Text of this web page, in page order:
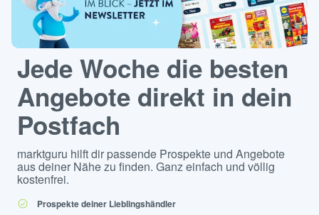
Jede Woche die besten
Angebote direkt in dein
Postfach
marktguru hilft dir passende Prospekte und Angebote
aus deiner Nähe zu finden. Ganz einfach und völlig
kostenfrei.
Prospekte deiner Lieblingshändler